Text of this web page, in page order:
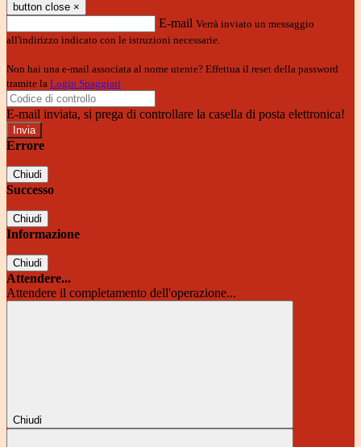
button close ×
E-mail Verrà inviato un messaggio
all'indirizzo indicato con le istruzioni necessarie.
Non hai una e-mail associata al nome utente? Effettua il reset della password
tramite la Login Spaggiari
E-mail inviata, si prega di controllare la casella di posta elettronica!
Errore
Chiudi
Successo
Chiudi
Informazione
Chiudi
Attendere...
Attendere il completamento dell'operazione...
Chiudi